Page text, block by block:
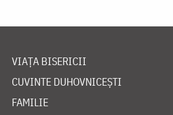
VIAȚA BISERICII
CUVINTE DUHOVNICEȘTI
FAMILIE